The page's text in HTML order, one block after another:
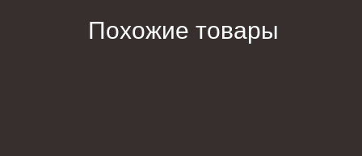
Похожие товары